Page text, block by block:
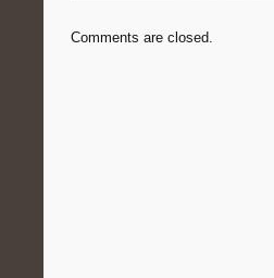
Comments are closed.